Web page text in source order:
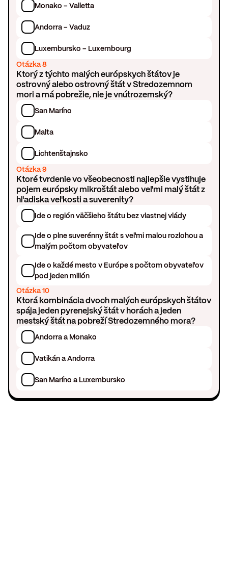
Monako – Valletta
Andorra – Vaduz
Luxembursko – Luxembourg
Otázka 8
Ktorý z týchto malých európskych štátov je
ostrovný alebo ostrovný štát v Stredozemnom
mori a má pobrežie, nie je vnútrozemský?
San Maríno
Malta
Lichtenštajnsko
Otázka 9
Ktoré tvrdenie vo všeobecnosti najlepšie vystihuje
pojem európsky mikroštát alebo veľmi malý štát z
hľadiska veľkosti a suverenity?
Ide o región väčšieho štátu bez vlastnej vlády
Ide o plne suverénny štát s veľmi malou rozlohou a
malým počtom obyvateľov
Ide o každé mesto v Európe s počtom obyvateľov
pod jeden milión
Otázka 10
Ktorá kombinácia dvoch malých európskych štátov
spája jeden pyrenejský štát v horách a jeden
mestský štát na pobreží Stredozemného mora?
Andorra a Monako
Vatikán a Andorra
San Maríno a Luxembursko